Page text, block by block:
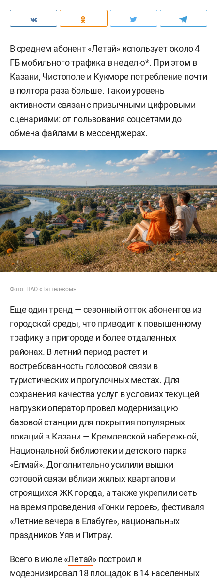
В среднем абонент «Летай» использует около 4
ГБ мобильного трафика в неделю*. При этом в
Казани, Чистополе и Кукморе потребление почти
в полтора раза больше. Такой уровень
активности связан с привычными цифровыми
сценариями: от пользования соцсетями до
обмена файлами в мессенджерах.
Фото: ПАО «Таттелеком»
Еще один тренд — сезонный отток абонентов из
городской среды, что приводит к повышенному
трафику в пригороде и более отдаленных
районах. В летний период растет и
востребованность голосовой связи в
туристических и прогулочных местах. Для
сохранения качества услуг в условиях текущей
нагрузки оператор провел модернизацию
базовой станции для покрытия популярных
локаций в Казани — Кремлевской набережной,
Национальной библиотеки и детского парка
«Елмай». Дополнительно усилили вышки
сотовой связи вблизи жилых кварталов и
строящихся ЖК города, а также укрепили сеть
на время проведения «Гонки героев», фестиваля
«Летние вечера в Елабуге», национальных
праздников Уяв и Питрау.
Всего в июле «Летай» построил и
модернизировал 18 площадок в 14 населенных